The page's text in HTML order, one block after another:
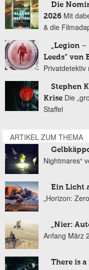
Die
2026 Mit
& die
„Legion
Leeds“ von
Privatdetektiv
Stephen
Krise Die
Staffel
ARTIKEL ZUM THEMA
Nightmares“
Ein Licht
„Horizon:
„Nier:
Anfang März
There is a